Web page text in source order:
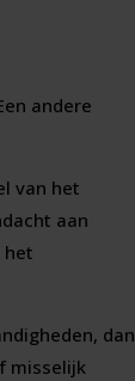
andere
van het
aan
het
dan
misselijk